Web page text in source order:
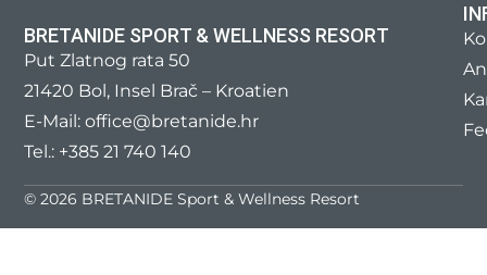
BRETANIDE SPORT & WELLNESS RESORT
Put Zlatnog rata 50
21420 Bol, Insel Brač – Kroatien
E-Mail:office@bretanide.hr
Tel.: +385 21 740 140
© 2026 BRETANIDE Sport & Wellness Resort